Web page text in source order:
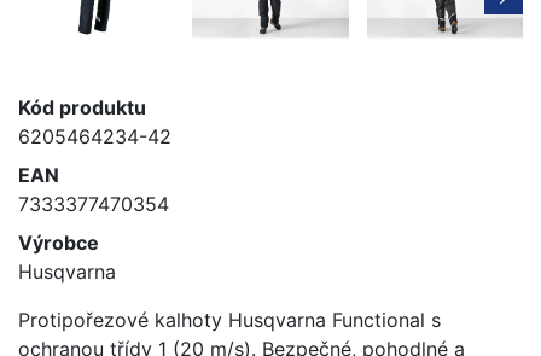
Kód produktu
6205464234-42
EAN
7333377470354
Výrobce
Husqvarna
Protipořezové kalhoty Husqvarna Functional s
ochranou třídy 1 (20 m/s). Bezpečné, pohodlné a